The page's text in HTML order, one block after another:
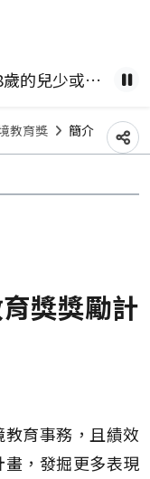
不得銷售或供應檳榔給未滿18歲的兒少或孕婦。 健暫
教育獎 簡介
分
獎獎勵計
育事務，且績效
，發掘更多表現